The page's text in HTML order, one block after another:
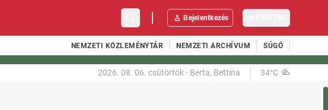
Bejelentkezés
NEMZETI KÖZLEMÉNYTÁR NEMZETI ARCHÍVUM SÚGÓ
2026. 08. 06. csütörtök- Berta, Bettina 34°C